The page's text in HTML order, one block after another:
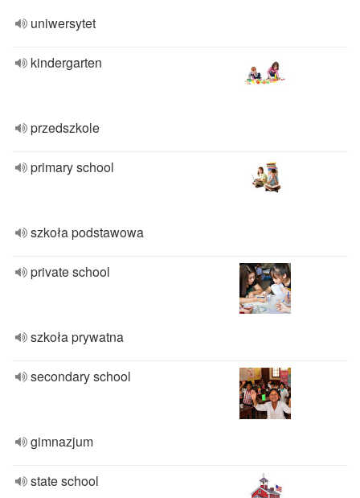
uniwersytet
kindergarten
przedszkole
primary school
szkoła podstawowa
private school
szkoła prywatna
secondary school
gimnazjum
state school